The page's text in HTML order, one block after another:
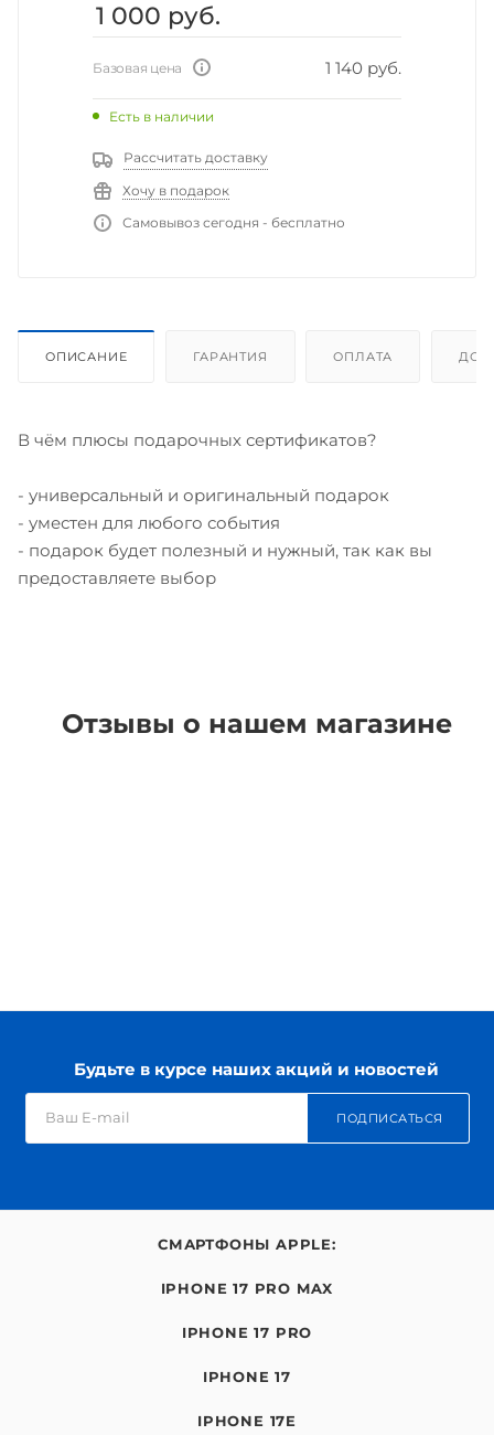
1 000 руб.
Базовая цена 1 140 руб.
Есть в наличии
Рассчитать доставку
Хочу в подарок
Самовывоз сегодня - бесплатно
ОПИСАНИЕ ГАРАНТИЯ ОПЛАТА
В чём плюсы подарочных сертификатов?
- универсальный и оригинальный подарок
- уместен для любого события
- подарок будет полезный и нужный, так как вы
предоставляете выбор
Отзывы о нашем магазине
Будьте в курсе наших акций и новостей
ПОДПИСАТЬСЯ
СМАРТФОНЫ APPLE:
IPHONE 17 PRO MAX
IPHONE 17 PRO
IPHONE 17
IPHONE 17E